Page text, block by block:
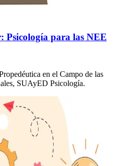
Psicología para las NEE
en el Campo de las
SUAyED Psicología.